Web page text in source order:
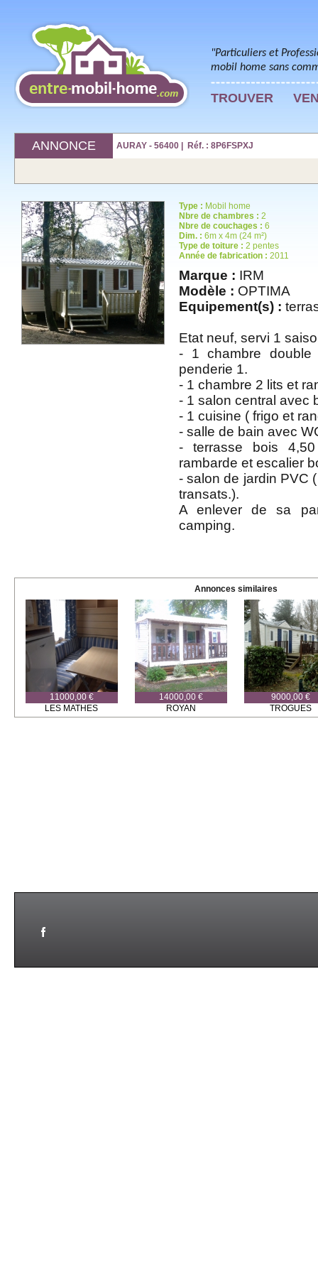
"Particuliers et
mobil home sans
TROUVER
ANNONCE AURAY - 56400 | Réf. : 8P6FSPXJ
Type : Mobil home
Nbre de chambres : 2
Nbre de couchages : 6
Dim. : 6m x 4m (24 m²)
Type de toiture : 2 pentes
Année de fabrication : 2011
Marque : IRM
Modèle : OPTIMA
Equipement(s) :
Etat neuf, servi 1
- 1 chambre double
penderie 1.
- 1 chambre 2 lits et
- 1 salon central avec
- 1 cuisine ( frigo et
- salle de bain avec
- terrasse bois
rambarde et escalier
- salon de jardin PVC
transats.).
A enlever de sa
camping.
Annonces similaires
11000,00 €
LES MATHES
14000,00 €
ROYAN
9000,00 €
TROGUES